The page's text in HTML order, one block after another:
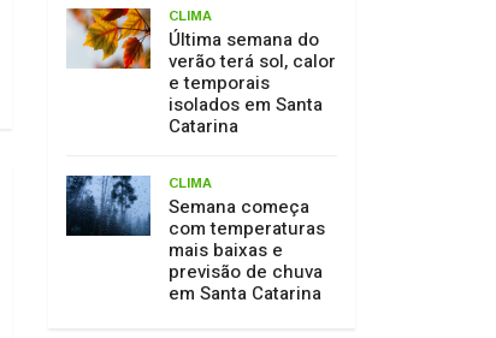
CLIMA
Última semana do
verão terá sol, calor
e temporais
isolados em Santa
Catarina
CLIMA
Semana começa
com temperaturas
mais baixas e
previsão de chuva
em Santa Catarina